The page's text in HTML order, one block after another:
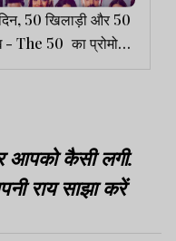
50 खिलाड़ी और 50
- The 50 का प्रोमो
मचा बवाल
आपको कैसी लगी.
राय साझा करें